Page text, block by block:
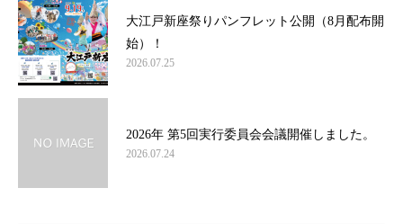
大江戸新座祭りパンフレット公開（8月配布開
始）！
2026.07.25
2026年 第5回実行委員会会議開催しました。
2026.07.24